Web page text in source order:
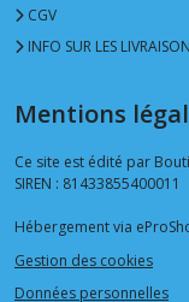
CGV
INFO SUR LES
Mentions
Ce site est édité par
SIREN : 81433855400011
Hébergement via
Gestion des cookies
Données personnelles